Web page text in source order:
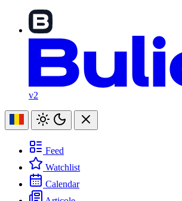
v2
Feed
Watchlist
Calendar